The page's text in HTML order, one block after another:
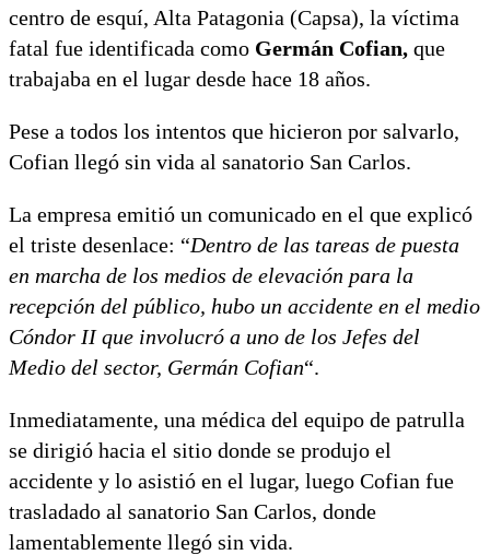
centro de esquí, Alta Patagonia (Capsa), la víctima
fatal fue identificada como Germán Cofian, que
trabajaba en el lugar desde hace 18 años.
Pese a todos los intentos que hicieron por salvarlo,
Cofian llegó sin vida al sanatorio San Carlos.
La empresa emitió un comunicado en el que explicó
el triste desenlace: “Dentro de las tareas de puesta
en marcha de los medios de elevación para la
recepción del público, hubo un accidente en el medio
Cóndor II que involucró a uno de los Jefes del
Medio del sector, Germán Cofian“.
Inmediatamente, una médica del equipo de patrulla
se dirigió hacia el sitio donde se produjo el
accidente y lo asistió en el lugar, luego Cofian fue
trasladado al sanatorio San Carlos, donde
lamentablemente llegó sin vida.